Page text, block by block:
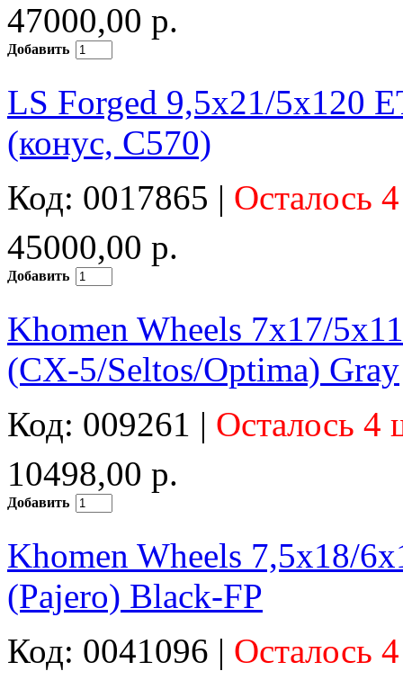
47000,00 р.
Добавить
LS Forged 9,5x21/5x120
(конус, C570)
Код: 0017865 | Осталось
45000,00 р.
Добавить
Khomen Wheels 7x17/
(CX-5/Seltos/Optima) Gray
Код: 009261 | Осталось 4
10498,00 р.
Добавить
Khomen Wheels 7,5x18/
(Pajero) Black-FP
Код: 0041096 | Осталось